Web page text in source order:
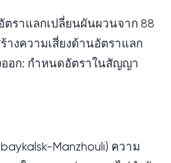
ตราแลกเปลี่ยนผันผวนจาก 88
างความเสี่ยงด้านอัตราแลก
ออก: กำหนดอัตราในสัญญา
Manzhouli) ความ